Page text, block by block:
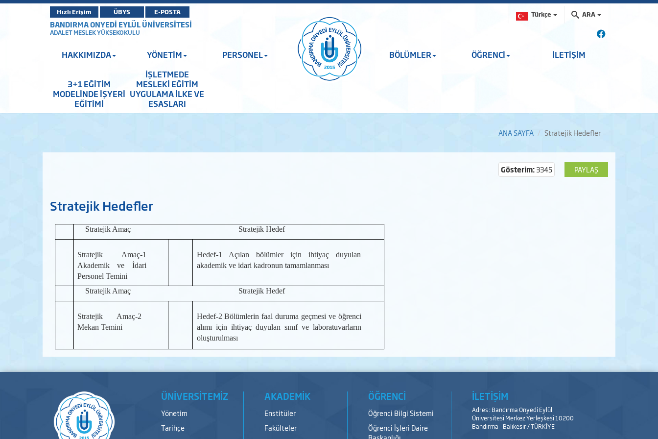
Hızlı Erişim ÜBYS E-POSTA Türkçe ARA
BANDIRMA ONYEDİ EYLÜL ÜNİVERSİTESİ
ADALET MESLEK YÜKSEKOKULU
HAKKIMIZDA YÖNETİM PERSONEL BÖLÜMLER ÖĞRENCİ İLETİŞİM
3+1 EĞİTİM
MODELİNDE İŞYERİ
EĞİTİMİ
İŞLETMEDE
MESLEKİ EĞİTİM
UYGULAMA İLKE VE
ESASLARI
ANA SAYFA Stratejik Hedefler
PAYLAŞ
Gösterim:3345
Stratejik Hedefler
Stratejik Amaç Stratejik Hedef
Stratejik Amaç-1
Akademik ve İdari
Personel Temini
Hedef-1 Açılan bölümler için ihtiyaç duyulan
akademik ve idari kadronun tamamlanması
Stratejik Amaç Stratejik Hedef
Stratejik Amaç-2
Mekan Temini
Hedef-2 Bölümlerin faal duruma geçmesi ve öğrenci
alımı için ihtiyaç duyulan sınıf ve laboratuvarların
oluşturulması
ÜNİVERSİTEMİZ
Yönetim
Tarihçe
AKADEMİK
Enstitüler
Fakülteler
ÖĞRENCİ
Öğrenci Bilgi Sistemi
Öğrenci İşleri Daire
İLETİŞİM
Adres : Bandırma Onyedi Eylül
Üniversitesi Merkez Yerleşkesi 10200
Bandırma - Balıkesir / TÜRKİYE